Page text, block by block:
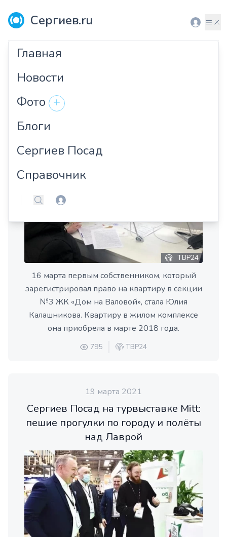
Сергиев.ru Вход
Главная
Новости
Фото +
Блоги
Сергиев Посад
Справочник
Поиск Вход
Новости #сергиевпосад
Дольщики начали регистрировать
Валовой»
ТВР24
16 марта первым собственником, который
зарегистрировал право на квартиру в секции
№3 ЖК «Дом на Валовой», стала Юлия
Калашникова. Квартиру в жилом комплексе
она приобрела в марте 2018 года.
795 ТВР24
19 марта 2021
Сергиев Посад на турвыставке Mitt:
пешие прогулки по городу и полёты
над Лаврой